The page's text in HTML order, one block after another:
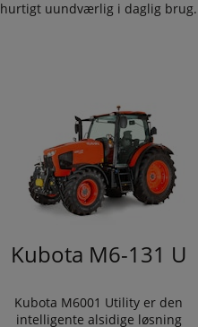
hurtigt uundværlig i daglig brug.
Kubota M6-131 U
Kubota M6001 Utility er den
intelligente alsidige løsning